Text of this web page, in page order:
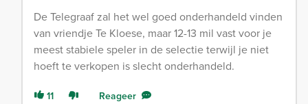
De Telegraaf zal het wel goed onderhandeld vinden
van vriendje Te Kloese, maar 12-13 mil vast voor je
meest stabiele speler in de selectie terwijl je niet
hoeft te verkopen is slecht onderhandeld.
11 Reageer